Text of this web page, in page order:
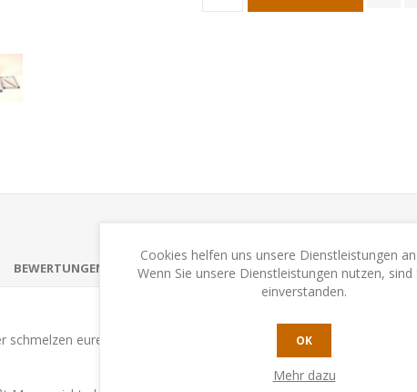
BEWERTUNGEN KONTAKTIEREN SIE UNS
eure Punkte dahin?
Cookies helfen uns unsere Dienstleistungen
Wenn Sie unsere Dienstleistungen nutzen, sind
einverstanden.
OK
Mehr dazu